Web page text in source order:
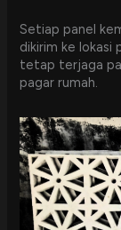
Setiap panel
dikirim ke
tetap terjaga
pagar rumah.